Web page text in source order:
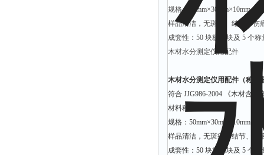
规格：50mm×30mm×10mm
样品清洁，无斑痕、结节、伤
成套性：50 块杨木块及 5 个称
木材水分测定仪用配件
木材水分测定仪用配件（称量
符合 JJG986-2004 《木材含
材料种类：杨木
规格：50mm×30mm×10mm
样品清洁，无斑痕、结节、伤
成套性：50 块杨木块及 5 个称